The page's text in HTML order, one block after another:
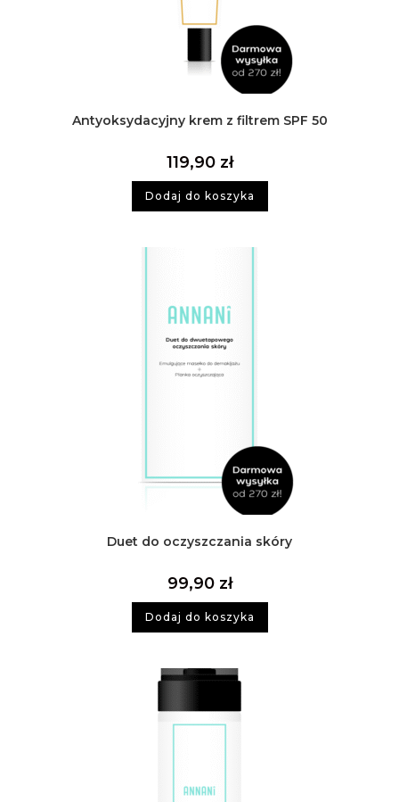
Antyoksydacyjny krem z filtrem SPF 50
119,90 zł
Dodaj do koszyka
Duet do oczyszczania skóry
99,90 zł
Dodaj do koszyka